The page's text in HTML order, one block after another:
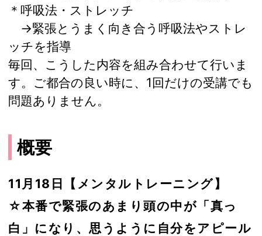
＊呼吸法・ストレッチ
→緊張とうまく向き合う呼吸法やストレ
ッチを指導
毎回、こうした内容を組み合わせて行いま
す。ご都合の良い時に、1回だけの受講でも
問題ありません。
概要
11月18日【メンタルトレーニング】
☆本番で緊張のあまり頭の中が「真っ
白」になり、思うように自分をアピール